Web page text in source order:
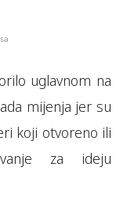
uglavnom na
mijenja jer su
koji otvoreno ili
za ideju